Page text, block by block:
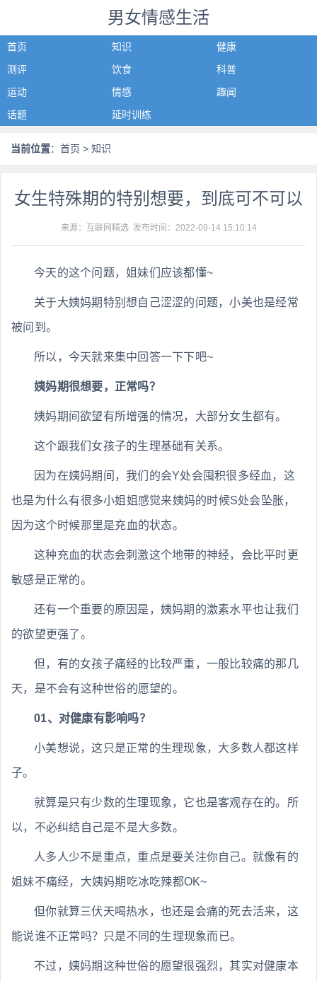
男女情感生活
首页 知识
健康
测评
饮食
科普
运动
情感
趣闻
话题
延时训练
当前位置： 首页 > 知识
女生特殊期的特别想要，到底可不可以
来源：互联网精选 发布时间： 2022-09-14 15:10:14
今天的这个问题，姐妹们应该都懂~
关于大姨妈期特别想自己涩涩的问题，小美也是经常
被问到。
所以，今天就来集中回答一下下吧~
姨妈期很想要，正常吗？
姨妈期间欲望有所增强的情况，大部分女生都有。
这个跟我们女孩子的生理基础有关系。
因为在姨妈期间，我们的会Y处会囤积很多经血，这
也是为什么有很多小姐姐感觉来姨妈的时候S处会坠胀，
因为这个时候那里是充血的状态。
这种充血的状态会刺激这个地带的神经，会比平时更
敏感是正常的。
还有一个重要的原因是，姨妈期的激素水平也让我们
的欲望更强了。
但，有的女孩子痛经的比较严重，一般比较痛的那几
天，是不会有这种世俗的愿望的。
01、对健康有影响吗？
小美想说，这只是正常的生理现象，大多数人都这样
子。
就算是只有少数的生理现象，它也是客观存在的。所
以，不必纠结自己是不是大多数。
人多人少不是重点，重点是要关注你自己。就像有的
姐妹不痛经，大姨妈期吃冰吃辣都OK~
但你就算三伏天喝热水，也还是会痛的死去活来，这
能说谁不正常吗？只是不同的生理现象而已。
不过，姨妈期这种世俗的愿望很强烈，其实对健康本